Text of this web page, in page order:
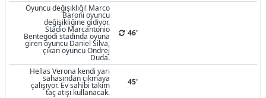
Oyuncu değişikliği! Marco
Baroni oyuncu
değişikliğine gidiyor.
Stadio Marcantonio
Bentegodi stadında oyuna
giren oyuncu Daniel Silva,
çıkan oyuncu Ondrej
Duda.
46'
Hellas Verona kendi yarı
sahasından çıkmaya
çalışıyor. Ev sahibi takım
taç atışı kullanacak.
45'